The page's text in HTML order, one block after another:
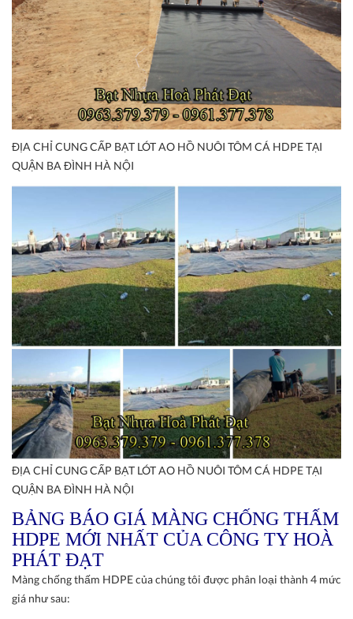
ĐỊA CHỈ CUNG CẤP BẠT LÓT AO HỒ NUÔI TÔM CÁ HDPE TẠI
QUẬN BA ĐÌNH HÀ NỘI
ĐỊA CHỈ CUNG CẤP BẠT LÓT AO HỒ NUÔI TÔM CÁ HDPE TẠI
QUẬN BA ĐÌNH HÀ NỘI
BẢNG BÁO GIÁ MÀNG CHỐNG THẤM
HDPE MỚI NHẤT CỦA CÔNG TY HOÀ
PHÁT ĐẠT
Màng chống thấm HDPE của chúng tôi được phân loại thành 4 mức
giá như sau: